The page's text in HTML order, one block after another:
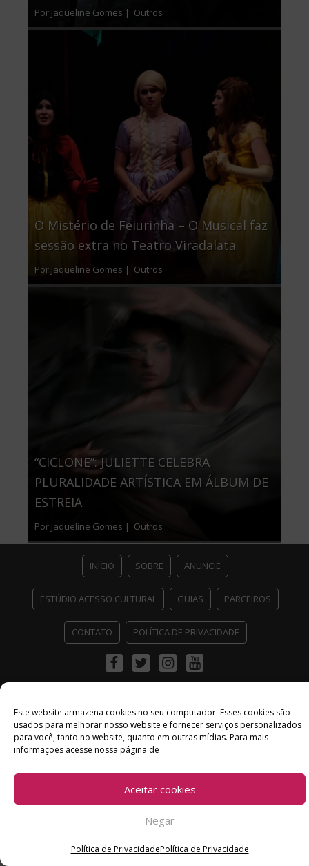
Este website armazena cookies no seu computador. Esses cookies são
usados ​​para melhorar nosso website e fornecer serviços personalizados
para você, tanto no website, quanto em outras mídias. Para mais
informações acesse nossa página de
Aceitar cookies
Negar
Política de PrivacidadePolítica de Privacidade
Por Jaqueline Gomes | Outros
O Mistério de Feiurinha – O Musical faz
sessão extra no Teatro Viradalata
Por Jaqueline Gomes | Outros
“CICLONE”: JULIETTE CELEBRA
PLURALIDADE ARTÍSTICA EM ÁLBUM DE
ESTREIA
Por Jaqueline Gomes | Outros
INÍCIO SOBRE ANUNCIE
ESTÚDIO ACESSO CULTURAL GUIAS PARCEIROS
CONTATO POLÍTICA DE PRIVACIDADE
FacebookTwitterInstagramYoutube